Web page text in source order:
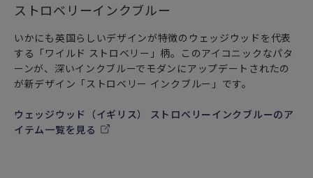
ストロベリーインクブルー
いかにも英国らしいデザインが特徴のウェッジウッドを代表
する「ワイルド ストロベリー」柄。このアイコニックなパタ
ーンが、深いインクブルーでモダンにアップデートされたの
が新デザイン「ストロベリー インクブルー」です。
ウェッジウッド（イギリス） ストロベリーインクブルーのア
イテム一覧を見る